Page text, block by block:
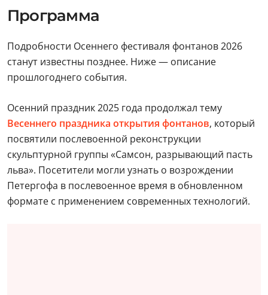
Программа
Подробности Осеннего фестиваля фонтанов 2026
станут известны позднее. Ниже — описание
прошлогоднего события.
Осенний праздник 2025 года продолжал тему
Весеннего праздника открытия фонтанов, который
посвятили послевоенной реконструкции
скульптурной группы «Самсон, разрывающий пасть
льва». Посетители могли узнать о возрождении
Петергофа в послевоенное время в обновленном
формате с применением современных технологий.